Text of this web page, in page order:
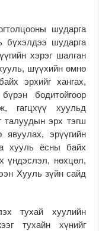
шударга
бүхэлдээ шударга
хэрэг шалган
шүүхийн өмнө
эрхийг хангах,
бодитойгоор
гагцхүү хуульд
талуудын эрх тэгш
явуулах, эрүүгийн
хууль ёсны байх
үндэслэл, нөхцөл,
Хууль зүйн сайд
тухай хуулийн
тухайн хүнийг